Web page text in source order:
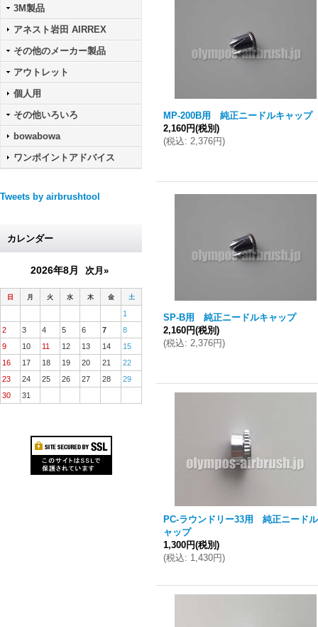
3M製品
アネスト岩田 AIRREX
その他のメーカー製品
アウトレット
個人用
その他いろいろ
bowabowa
ワンポイントアドバイス
Tweets by airbrushtool
カレンダー
2026年8月 次月»
日 月 火 水 木 金 土
1
2
3 4 5 6 7
8
9
10 11 12 13 14
15
16
17 18 19 20 21
22
23
24 25 26 27 28
29
30
31
MP-200B用 純正ニードルキャップ
2,160円(税別)
(税込: 2,376円)
SP-B用 純正ニードルキャップ
2,160円(税別)
(税込: 2,376円)
PC-ラウンドリー33用 純正ニード
ャップ
1,300円(税別)
(税込: 1,430円)